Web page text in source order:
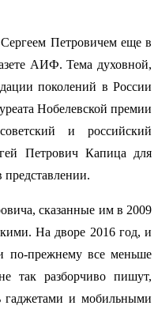
Петровичем еще в
АИФ. Тема духовной,
поколений в России
Нобелевской премии
и российский
Петрович Капица для
представлении.
сказанные им в 2009
На дворе 2016 год, и
по-прежнему все меньше
так разборчиво пишут,
гаджетами и мобильными